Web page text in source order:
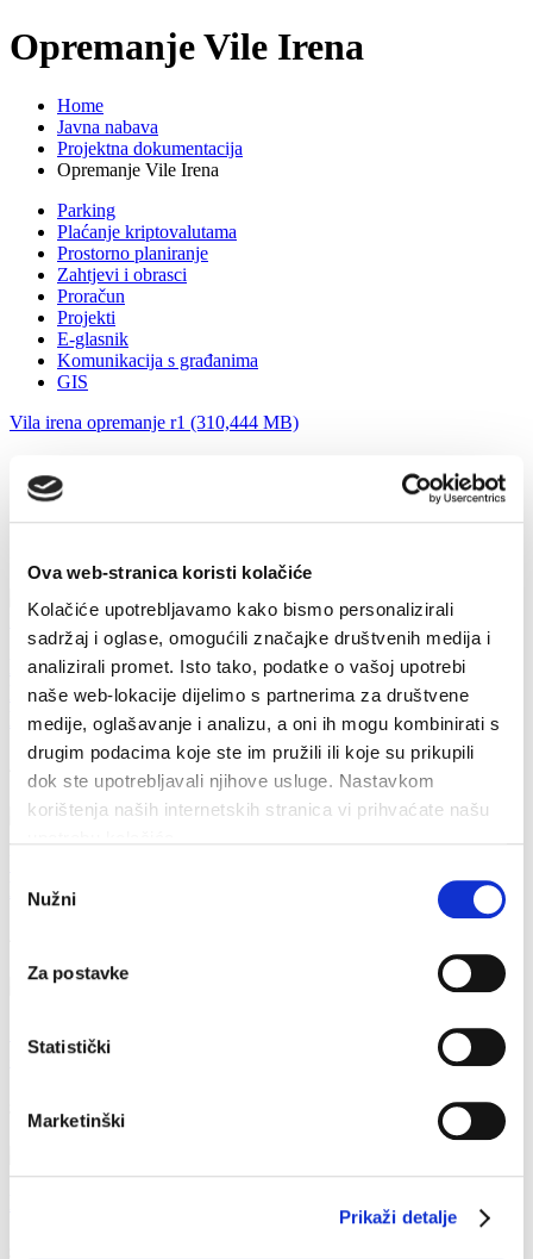
Ova web-stranica koristi kolačiće
Kolačiće upotrebljavamo kako bismo personalizirali
sadržaj i oglase, omogućili značajke društvenih medija i
analizirali promet. Isto tako, podatke o vašoj upotrebi
naše web-lokacije dijelimo s partnerima za društvene
medije, oglašavanje i analizu, a oni ih mogu kombinirati s
drugim podacima koje ste im pružili ili koje su prikupili
dok ste upotrebljavali njihove usluge. Nastavkom
korištenja naših internetskih stranica vi prihvaćate našu
pristanka
Nužni
Za postavke
Statistički
Marketinški
Prikaži detalje
Opremanje Vile Irena
Home
Javna nabava
Projektna dokumentacija
Opremanje Vile Irena
Parking
Plaćanje kriptovalutama
Prostorno planiranje
Zahtjevi i obrasci
Proračun
Projekti
E-glasnik
Komunikacija s građanima
GIS
Vila irena opremanje r1 (310,444 MB)
Opremanje Vile Irena
ENERGETSKA OBNOVA OŠ "STJEPANA IVIČEVIĆA"
Dan pobjede i domovinske zahvalnosti i Dan
hrvatskih branitelja: Program obilježavanja u
Makarskoj
Kotišini
Obavijest Vodovoda o prekidu vodoopskrbe za
danas 3. kolovoza
3. kolovoza 2026.